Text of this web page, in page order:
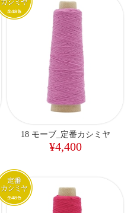
18 モーブ_定番カシミヤ
¥4,400